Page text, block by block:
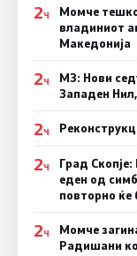
2Ч
Момче
владиниот
Македонија
2Ч
МЗ: Нови
Западен
2Ч
2Ч
Град
еден од
повторно ќе
2Ч
Момче
Радишани